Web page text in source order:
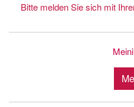
Bitte melden Sie sich mit